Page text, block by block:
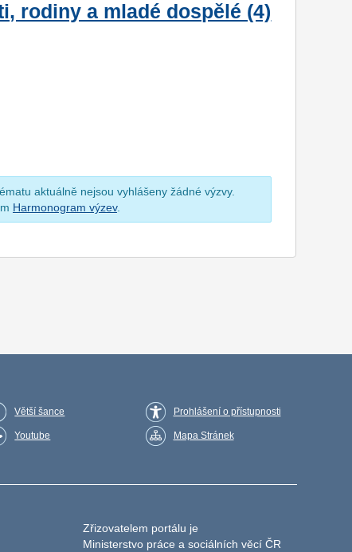
rodiny a mladé dospělé (4)
aktuálně nejsou vyhlášeny žádné výzvy.
Harmonogram výzev.
Větší šance
Youtube
Prohlášení o přístupnosti
Mapa Stránek
Zřizovatelem portálu je
Ministerstvo práce a sociálních věcí ČR